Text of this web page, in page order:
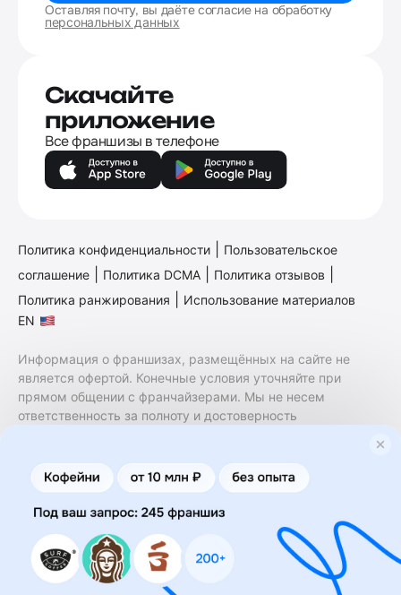
Оставляя почту, вы даёте согласие на обработку
персональных данных
Скачайте
приложение
Все франшизы в телефоне
Политика конфиденциальности
Пользовательское
соглашение
Политика DCMA Политика отзывов
Политика ранжирования
Использование материалов
EN
Информация о франшизах, размещённых на сайте не
является офертой. Конечные условия уточняйте при
прямом общении с франчайзерами. Мы не несем
ответственность за полноту и достоверность
финансовые услуги. Заключение договоров
коммерческой концессии (франчайзинга) осуществляется
правообладателями/их представителями. Бизнесменс.ру
не является посредником или представителем
правообладателя и не несет ответственность за условия
предоставления франшизы и действия лиц,
осуществленные на основании информации, имеющейся